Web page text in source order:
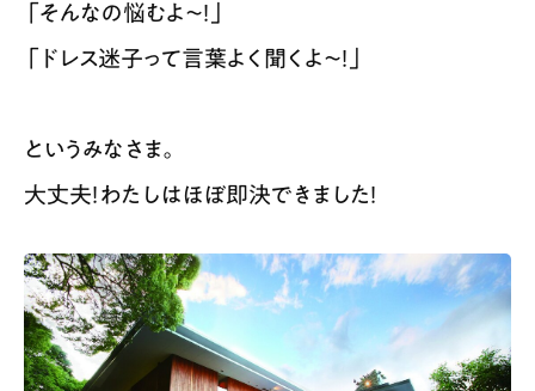
「そんなの悩むよ〜！」
「ドレス迷子って言葉よく聞くよ〜！」
というみなさま。
大丈夫！わたしはほぼ即決できました！